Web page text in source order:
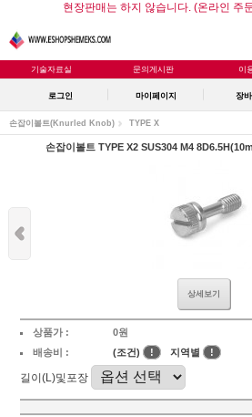
현장판매는 하지 않습니다. (온라인 주
기술자료실 문의게시판 이
로그인 마이페이지 장
손잡이볼트(Knurled Knob) TYPE X
손잡이볼트 TYPE X2 SUS304 M4
상세보기
상품가 :
0원
배송비 :
(조건) ! 지역별 !
길이(L)및포장